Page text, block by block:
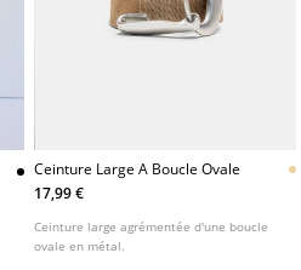
Ceinture Large A Boucle Ovale
17,99 €
Ceinture large agrémentée d'une boucle
ovale en métal.